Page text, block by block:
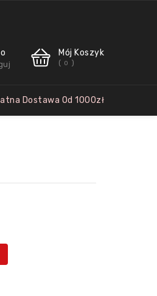
Mój Koszyk
( 0 )
Dostawa Od 1000zł